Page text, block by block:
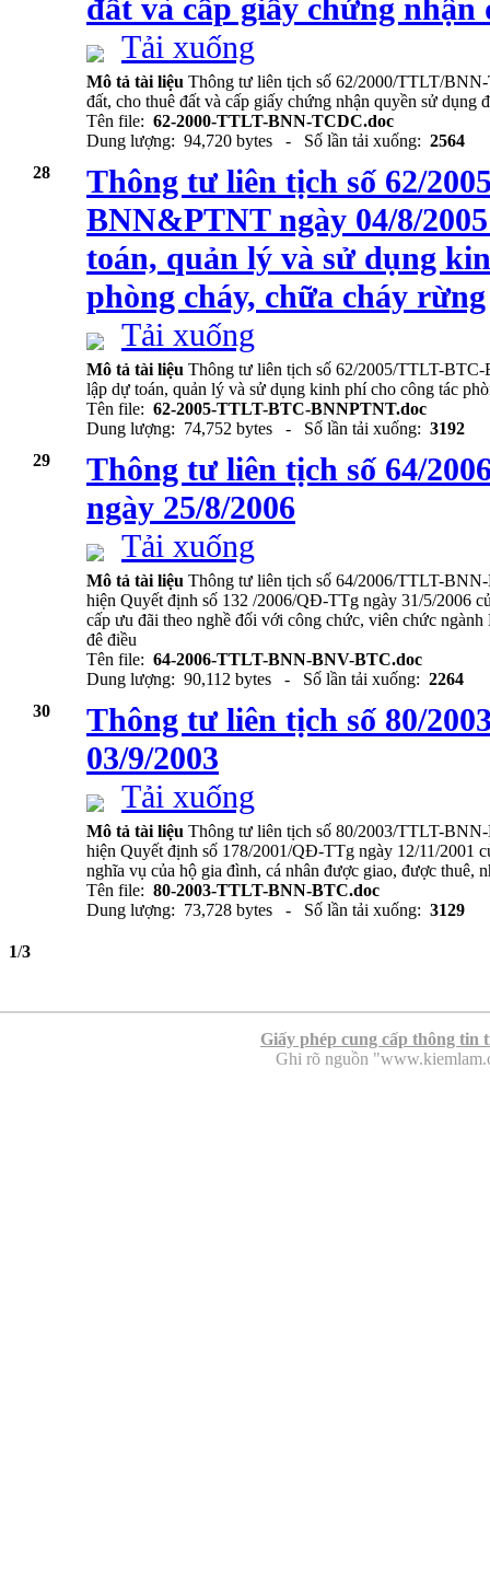
đất và cấp giấy chứng
Tải xuống
Mô tả tài liệu Thông tư liên tịch số 62/2000/TTLT/
đất, cho thuê đất và cấp giấy chứng nhận quyền sử dụng
Tên file: 62-2000-TTLT-BNN-TCDC.doc
Dung lượng: 94,720 bytes - Số lần tải xuống: 2564
28
Thông tư liên tịch số 62/
BNN&PTNT ngày 04/8/
toán, quản lý và sử dụng
phòng cháy, chữa cháy rừng
Tải xuống
Mô tả tài liệu Thông tư liên tịch số 62/2005/TTLT-
lập dự toán, quản lý và sử dụng kinh phí cho công tác
Tên file: 62-2005-TTLT-BTC-BNNPTNT.doc
Dung lượng: 74,752 bytes - Số lần tải xuống: 3192
29
Thông tư liên tịch số 64/
ngày 25/8/2006
Tải xuống
Mô tả tài liệu Thông tư liên tịch số 64/2006/TTLT-
hiện Quyết định số 132 /2006/QĐ-TTg ngày 31/5/2006
cấp ưu đãi theo nghề đối với công chức, viên chức
đê điều
Tên file: 64-2006-TTLT-BNN-BNV-BTC.doc
Dung lượng: 90,112 bytes - Số lần tải xuống: 2264
30
Thông tư liên tịch số 80/
03/9/2003
Tải xuống
Mô tả tài liệu Thông tư liên tịch số 80/2003/TTLT-
hiện Quyết định số 178/2001/QĐ-TTg ngày 12/11/2001
nghĩa vụ của hộ gia đình, cá nhân được giao, được thuê,
Tên file: 80-2003-TTLT-BNN-BTC.doc
Dung lượng: 73,728 bytes - Số lần tải xuống: 3129
1/3
Giấy phép cung cấp thông tin
Ghi rõ nguồn